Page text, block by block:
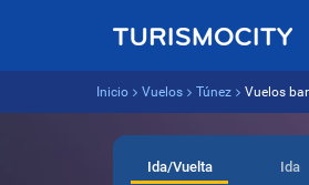
Inicio Vuelos Túnez Vuelos
Ida/Vuelta Ida